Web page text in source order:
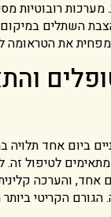
רובוטיות
השתלים
את הטראומה
ביום אחד תלויה
לטיפול
אחד, והערכה
הקריטי